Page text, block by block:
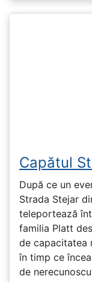
Capătul
După ce un
Strada Stejar
teleportează
familia Platt
de capacitatea
în timp ce
de